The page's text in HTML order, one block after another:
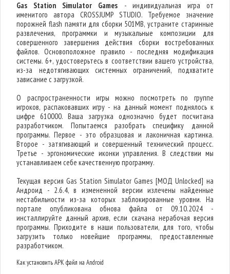
Gas Station Simulator Games - индивидуальная игра от
именитого автора CROSSJUMP STUDIO. Требуемое значение
порожней flash памяти для сборки 501MB, устраните старинные
развлечения, программки и музыкальные композиции для
совершенного завершения действия сборки востребованных
файлов. Основоположное правило - последняя модификация
системы. 6+, удостоверьтесь в соответствии вашего устройства,
из-за недотягивающих системных ограничений, подхватите
зависание с загрузкой.
О распространенности игры можно посмотреть по группе
игроков, распаковавших игру - на данный момент поднялось к
цифре 610000. Ваша загрузка однозначно будет посчитана
разработчиком. Попытаемся разобрать специфику данной
программы. Первое - это образцовая и лаконичная картинка.
Второе - затягивающий и совершенный технический процесс.
Третье - эргономические иконки управления. В следствии мы
устанавливаем себе качественную программу.
Текущая версия Gas Station Simulator Games [МОД Unlocked] на
Андроид - 2.6.4, в измененной версии излечены найденные
нестабильности из-за которых заблокированные уровни. На
портале опубликована обнова файла от 09.10.2024 -
инсталлируйте данный архив, если скачана нерабочая версия
программы. Приходите в наши пользователи, для того, чтобы
загрузить только новейшие программы, предоставленные
разработчиком.
Как установить APK файл на Android